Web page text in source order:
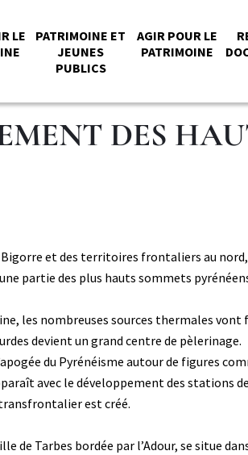
LE
PATRIMOINE ET
JEUNES
PUBLICS
AGIR POUR LE
PATRIMOINE
DES
et des territoires frontaliers au
partie des plus hauts sommets
les nombreuses sources thermales
devient un grand centre de pèlerinage.
du Pyrénéisme autour de figures
avec le développement des stations
est créé.
de Tarbes bordée par l’Adour, se situe